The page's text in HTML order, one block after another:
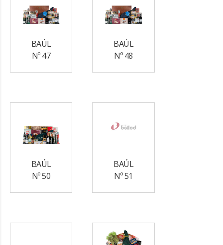
BAÚL
Nº 47
BAÚL
Nº 48
BAÚL
Nº 50
BAÚL
Nº 51